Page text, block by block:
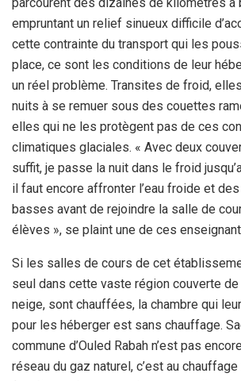
empruntant un relief sinueux difficile
cette contrainte du transport qui les
place, ce sont les conditions de leur
un réel problème. Transites de froid,
nuits à se remuer sous des couettes
elles qui ne les protègent pas de ces
climatiques glaciales. « Avec deux
suffit, je passe la nuit dans le froid
il faut encore affronter l’eau froide et
basses avant de rejoindre la salle de
élèves », se plaint une de ces
Si les salles de cours de cet
seul dans cette vaste région couverte
neige, sont chauffées, la chambre qui
pour les héberger est sans chauffage.
commune d’Ouled Rabah n’est pas
réseau du gaz naturel, c’est au